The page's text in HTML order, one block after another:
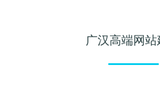
广汉高端网